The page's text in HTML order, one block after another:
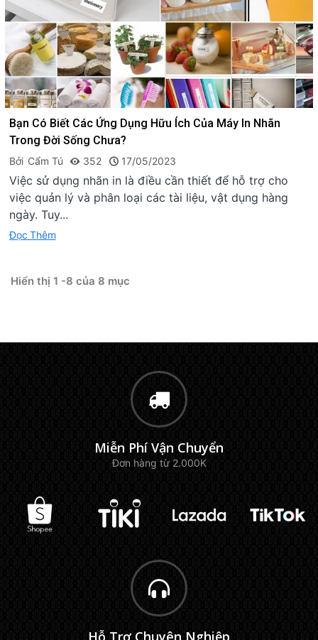
Bạn Có Biết Các Ứng Dụng Hữu Ích Của Máy In Nhãn
Trong Đời Sống Chưa?
Bởi Cẩm Tú 352 17/05/2023
Việc sử dụng nhãn in là điều cần thiết để hỗ trợ cho
việc quản lý và phân loại các tài liệu, vật dụng hàng
ngày. Tuy...
Đọc Thêm
Hiển thị 1 -8 của 8 mục
Miễn Phí Vận Chuyển
Đơn hàng từ 2.000K
Hỗ Trợ Chuyên Nghiệp